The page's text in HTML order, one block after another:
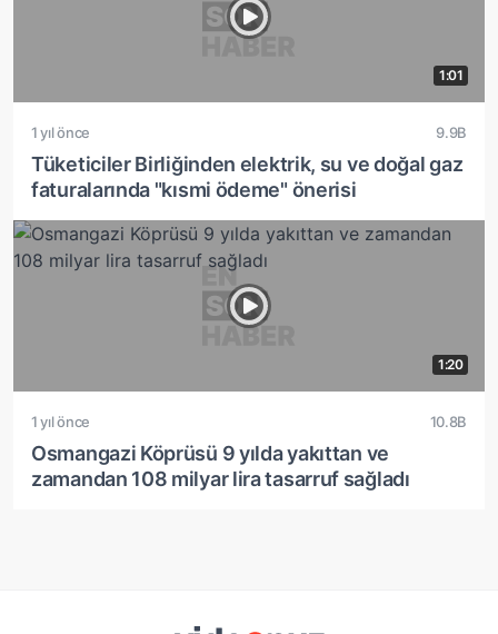
1:01
1 yıl önce 9.9B
Tüketiciler Birliğinden elektrik, su ve doğal gaz
faturalarında "kısmi ödeme" önerisi
1:20
1 yıl önce 10.8B
Osmangazi Köprüsü 9 yılda yakıttan ve
zamandan 108 milyar lira tasarruf sağladı